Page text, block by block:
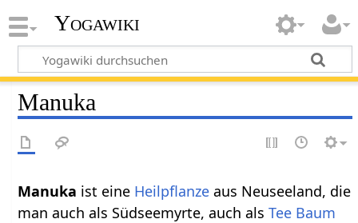
Yogawiki
Manuka
Manuka ist eine Heilpflanze aus Neuseeland, die
man auch als Südseemyrte, auch alsTee Baum